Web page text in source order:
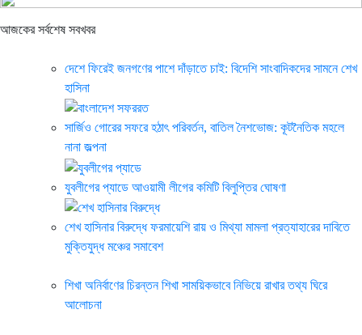
আজকের সর্বশেষ সবখবর
দেশে ফিরেই জনগণের পাশে দাঁড়াতে চাই: বিদেশি সাংবাদিকদের সামনে শেখ
হাসিনা
সার্জিও গোরের সফরে হঠাৎ পরিবর্তন, বাতিল নৈশভোজ: কূটনৈতিক মহলে
নানা জল্পনা
যুবলীগের প্যাডে আওয়ামী লীগের কমিটি বিলুপ্তির ঘোষণা
শেখ হাসিনার বিরুদ্ধে ফরমায়েশি রায় ও মিথ্যা মামলা প্রত্যাহারের দাবিতে
মুক্তিযুদ্ধ মঞ্চের সমাবেশ
শিখা অনির্বাণের চিরন্তন শিখা সাময়িকভাবে নিভিয়ে রাখার তথ্য ঘিরে
আলোচনা